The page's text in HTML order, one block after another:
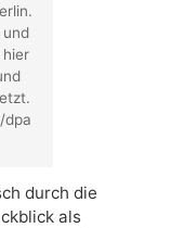
dpa
durch die
als